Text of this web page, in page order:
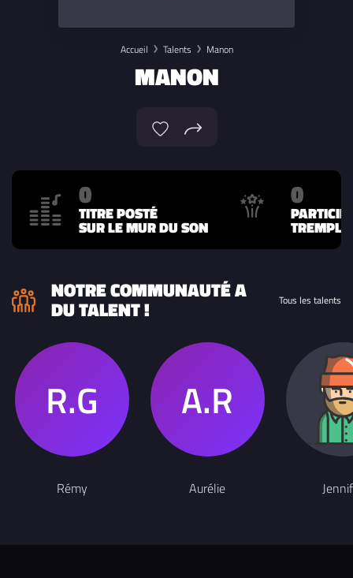
Accueil Talents Manon
MANON
0
TITRE POSTÉ
SUR LE MUR DU SON
0
NOTRE COMMUNAUTÉ A
DU TALENT ! Tous les talents
Rémy Aurélie